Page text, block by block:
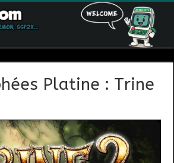
Platine : Trine